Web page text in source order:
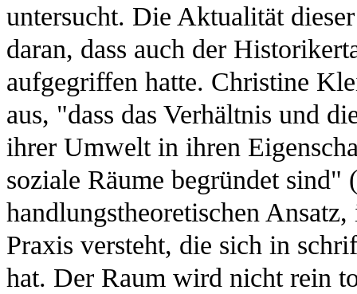
untersucht. Die Aktualität
daran, dass auch der
aufgegriffen hatte. Christine
aus, "dass das Verhältnis und
ihrer Umwelt in ihren
soziale Räume begründet
handlungstheoretischen
Praxis versteht, die sich in
hat. Der Raum wird nicht rein